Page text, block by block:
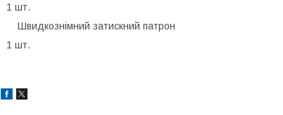
1 шт.
Швидкознімний затискний патрон
1 шт.